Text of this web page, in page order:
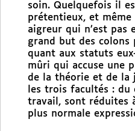
soin. Quelquefois il
prétentieux, et
aigreur qui n’est pas
grand but des colons
quant aux statuts
mûri qui accuse une
de la théorie et de la
les trois facultés :
travail, sont réduites
plus normale